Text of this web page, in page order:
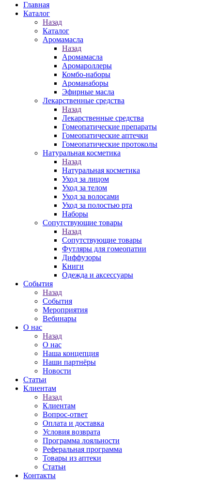
Главная
Каталог
Назад
Каталог
Аромамасла
Назад
Аромамасла
Аромароллеры
Комбо-наборы
Ароманаборы
Эфирные масла
Лекарственные средства
Назад
Лекарственные средства
Гомеопатические препараты
Гомеопатические аптечки
Гомеопатические протоколы
Натуральная косметика
Назад
Натуральная косметика
Уход за лицом
Уход за телом
Уход за волосами
Уход за полостью рта
Наборы
Сопутствующие товары
Назад
Сопутствующие товары
Футляры для гомеопатии
Диффузоры
Книги
Одежда и аксессуары
События
Назад
События
Мероприятия
Вебинары
О нас
Назад
О нас
Наша концепция
Наши партнёры
Новости
Статьи
Клиентам
Назад
Клиентам
Вопрос-ответ
Оплата и доставка
Условия возврата
Программа лояльности
Реферальная программа
Товары из аптеки
Статьи
Контакты